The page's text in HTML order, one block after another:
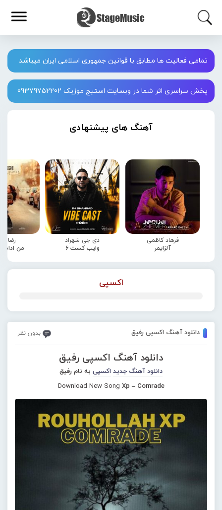
تمامی فعالیت ها مطابق با قوانین جمهوری اسلامی ایران میباشد
پخش سراسری اثر شما در وبسایت استیج موزیک 09379752202
آهنگ های پیشنهادی
فرهاد کاظمی
آلزایمر
دی جی شهراد
وایب کست 6
رضا
من
اکسپی
دانلود آهنگ اکسپی رفیق بدون نظر
دانلود آهنگ اکسپی رفیق
دانلود آهنگ جدید اکسپی به نام رفیق
Download New Song Xp – Comrade